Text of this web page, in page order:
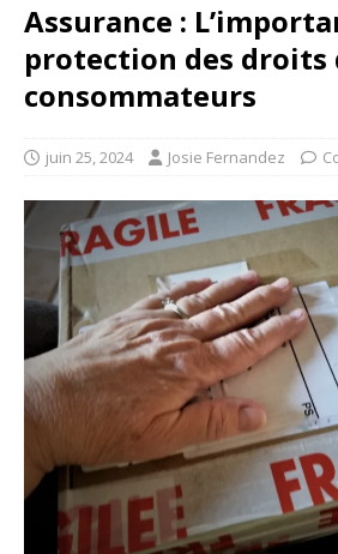
Assurance :
protection des droits
consommateurs
juin 25, 2024 Josie Fernandez